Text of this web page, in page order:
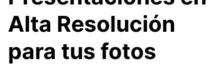
Alta Resolución
para tus fotos